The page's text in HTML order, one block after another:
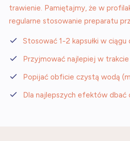
trawienie. Pamiętajmy, że w
regularne stosowanie preparatu
Stosować 1-2 kapsułki w ciągu
Przyjmować najlepiej w
Popijać obficie czystą wodą
Dla najlepszych efektów dbać